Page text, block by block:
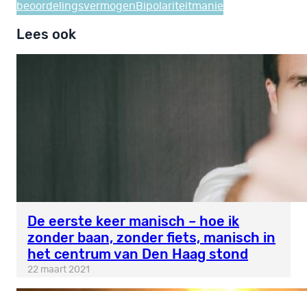
beoordelingsvermogen Bipolariteitmanie
Lees ook
De eerste keer manisch – hoe ik
zonder baan, zonder fiets, manisch in
het centrum van Den Haag stond
22 maart 2021